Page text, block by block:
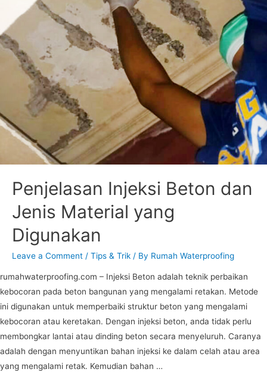
Penjelasan Injeksi Beton dan
Jenis Material yang
Digunakan
Leave a Comment / Tips & Trik / By Rumah Waterproofing
rumahwaterproofing.com – Injeksi Beton adalah teknik perbaikan
kebocoran pada beton bangunan yang mengalami retakan. Metode
ini digunakan untuk memperbaiki struktur beton yang mengalami
kebocoran atau keretakan. Dengan injeksi beton, anda tidak perlu
membongkar lantai atau dinding beton secara menyeluruh. Caranya
adalah dengan menyuntikan bahan injeksi ke dalam celah atau area
yang mengalami retak. Kemudian bahan …